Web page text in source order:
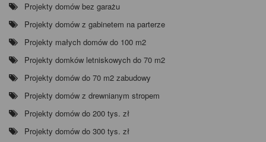
Projekty domów bez garażu
Projekty domów z gabinetem na parterze
Projekty małych domów do 100 m2
Projekty domków letniskowych do 70 m2
Projekty domów do 70 m2 zabudowy
Projekty domów z drewnianym stropem
Projekty domów do 200 tys. zł
Projekty domów do 300 tys. zł